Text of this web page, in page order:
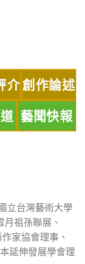
介創作論述
藝聞快報
立台灣藝術大學
祖孫聯展、
家協會理事、
延伸發展學會理